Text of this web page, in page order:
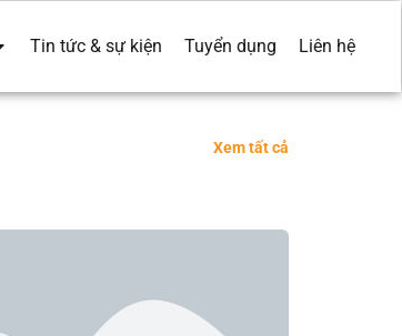
Tin tức & sự kiện Tuyển dụng Liên hệ
Xem tất cả